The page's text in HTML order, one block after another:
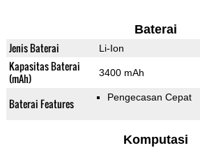
Baterai
Jenis Baterai Li-Ion
Kapasitas Baterai
(mAh)
3400 mAh
Baterai Features Pengecasan Cepat
Komputasi